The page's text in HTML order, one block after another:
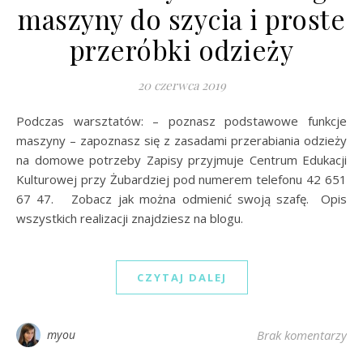
maszyny do szycia i proste
przeróbki odzieży
20 czerwca 2019
Podczas warsztatów: – poznasz podstawowe funkcje
maszyny – zapoznasz się z zasadami przerabiania odzieży
na domowe potrzeby Zapisy przyjmuje Centrum Edukacji
Kulturowej przy Żubardziej pod numerem telefonu 42 651
67 47. Zobacz jak można odmienić swoją szafę. Opis
wszystkich realizacji znajdziesz na blogu.
CZYTAJ DALEJ
myou Brak komentarzy